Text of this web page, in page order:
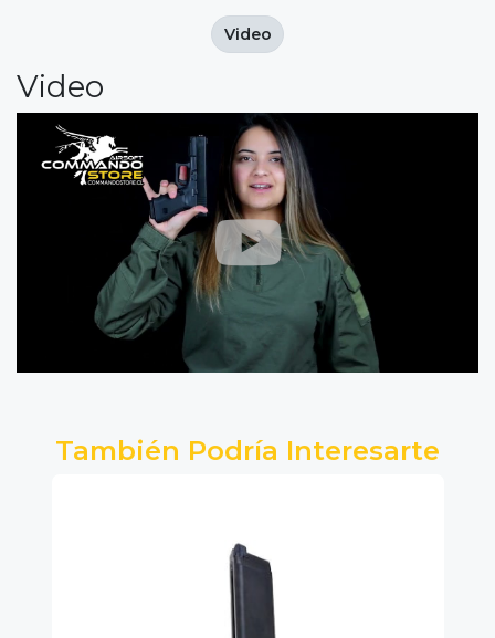
Video
Video
También Podría Interesarte